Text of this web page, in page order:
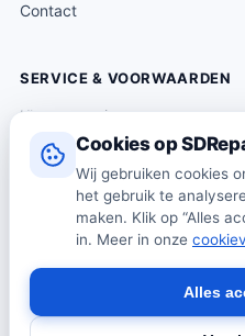
Cookies op
Wij gebruiken cookies
het gebruik te
maken. Klik op “Alles
in. Meer in onze
Alles
Contact
SERVICE & VOORWAARDEN
Klantenservice
Verzending & levering
Retourneren
Algemene voorwaarden